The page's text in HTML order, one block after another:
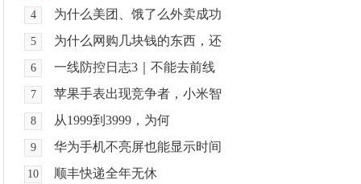
4 为什么美团、饿了么外卖成功
5 为什么网购几块钱的东西，还
6 一线防控日志3｜不能去前线
7 苹果手表出现竞争者，小米智
8 从1999到3999，为何
9 华为手机不亮屏也能显示时间
10 顺丰快递全年无休